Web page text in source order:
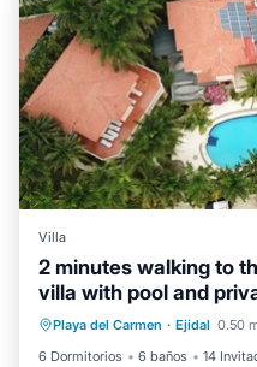
Villa
2 minutes walking to
villa with pool and
Playa del Carmen · Ejidal 0.50
6 Dormitorios
6 baños 14
Aire acondicionado
Se admiten